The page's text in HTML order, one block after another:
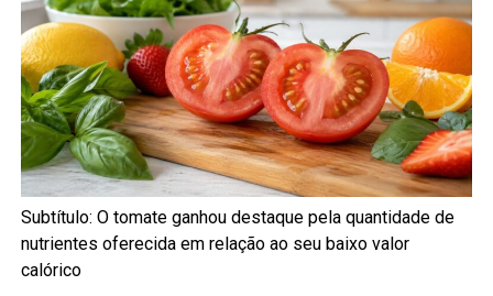
Subtítulo: O tomate ganhou destaque pela quantidade de
nutrientes oferecida em relação ao seu baixo valor
calórico